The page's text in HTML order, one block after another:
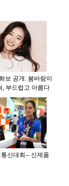
보 공개: 봄바람이
, 부드럽고 아름다
신대회-- 신제품